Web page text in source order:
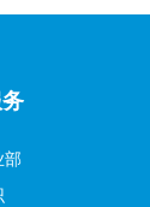
部